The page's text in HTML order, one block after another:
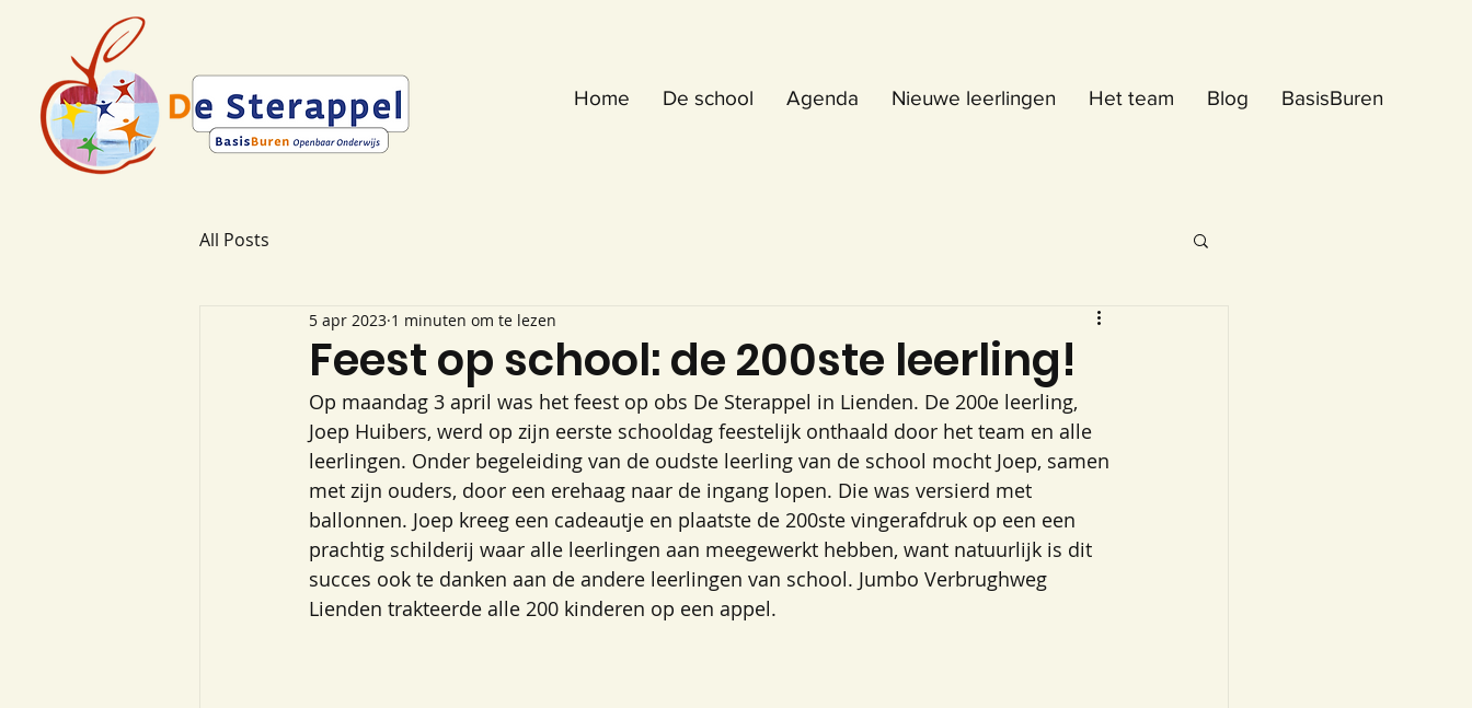
Home De school Agenda Nieuwe leerlingen Het team Blog BasisBuren
All Posts
Feest op school: de 200ste leerling!
5 apr 2023 1 minuten om te lezen
Op maandag 3 april was het feest op obs De Sterappel in Lienden. De 200e leerling,
Joep Huibers, werd op zijn eerste schooldag feestelijk onthaald door het team en alle
leerlingen. Onder begeleiding van de oudste leerling van de school mocht Joep, samen
met zijn ouders, door een erehaag naar de ingang lopen. Die was versierd met
ballonnen. Joep kreeg een cadeautje en plaatste de 200ste vingerafdruk op een een
prachtig schilderij waar alle leerlingen aan meegewerkt hebben, want natuurlijk is dit
succes ook te danken aan de andere leerlingen van school. Jumbo Verbrughweg
Lienden trakteerde alle 200 kinderen op een appel.